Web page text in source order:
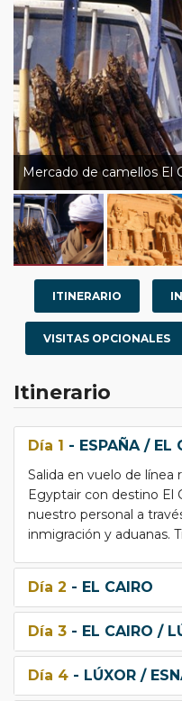
Mercado de camellos El
ITINERARIO
VISITAS OPCIONALES
Itinerario
Día 1 - ESPAÑA / EL
Salida en vuelo de línea
Egyptair con destino El
nuestro personal a
inmigración y aduanas.
Día 2 - EL CAIRO
Día 3 - EL CAIRO /
Día 4 - LÚXOR /